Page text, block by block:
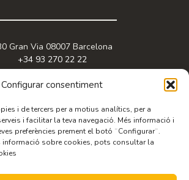
Configurar consentiment
i de tercers per a motius analítics, per a
i facilitar la teva navegació. Més informació i
preferències prement el botó ¨Configurar¨.
informació sobre cookies, pots consultar la
Gran Via 08007 Barcelona
+34 93 270 22 22
info@granviabc.com